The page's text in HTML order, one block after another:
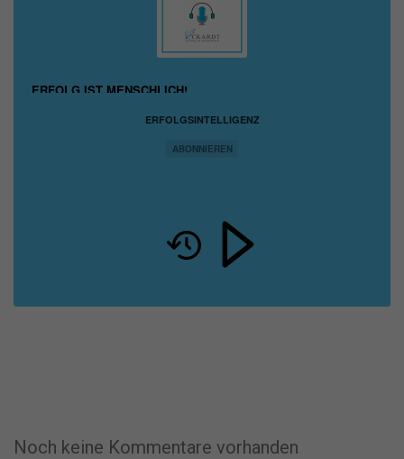
ERFOLGSINTELLIGENZ
ABONNIEREN
ERFOLG IST MENSCHLICH!
Noch keine Kommentare vorhanden